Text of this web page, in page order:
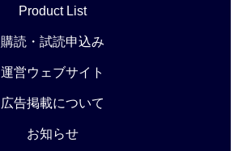
Product List
購読・試読申込み
運営ウェブサイト
広告掲載について
お知らせ